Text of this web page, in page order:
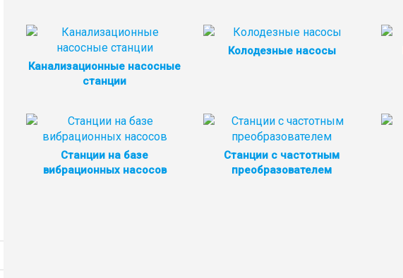
Канализационные насосные
станции
Колодезные насосы
Станции на базе
вибрационных насосов
Станции с частотным
преобразователем